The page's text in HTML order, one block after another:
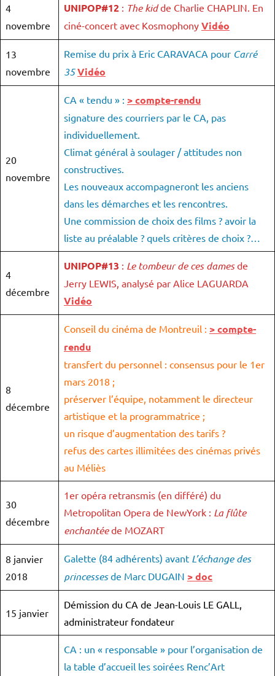
4
novembre
UNIPOP#12 : The kidde Charlie CHAPLIN. En
ciné-concert avec Kosmophony Vidéo
13
novembre
Remise du prix à Eric CARAVACA pour Carré
35Vidéo
20
novembre
CA « tendu » : > compte-rendu
signature des courriers par le CA, pas
individuellement.
Climat général à soulager / attitudes non
constructives.
Les nouveaux accompagneront les anciens
dans les démarches et les rencontres.
Une commission de choix des films ? avoir la
liste au préalable ? quels critères de choix ?…
4
décembre
UNIPOP#13 : Le tombeur de ces damesde
Jerry LEWIS, analysé par Alice LAGUARDA
Vidéo
8
décembre
Conseil du cinéma de Montreuil : > compte-
rendu
transfert du personnel : consensus pour le 1er
mars 2018 ;
préserver l’équipe, notamment le directeur
artistique et la programmatrice ;
un risque d’augmentation des tarifs ?
refus des cartes illimitées des cinémas privés
au Méliès
30
décembre
1er opéra retransmis (en différé) du
Metropolitan Opera de NewYork : La flûte
enchantéede MOZART
8 janvier
2018
Galette (84 adhérents) avant L’échange des
princessesde Marc DUGAIN > doc
15 janvier
Démission du CA de Jean-Louis LE GALL,
administrateur fondateur
CA : un « responsable » pour l’organisation de
la table d’accueil les soirées Renc’Art